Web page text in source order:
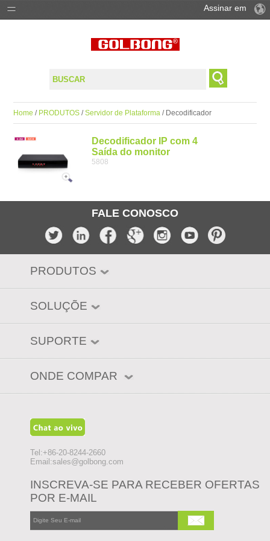
SUPORTE
Assinar em
Home / PRODUTOS /Servidor de Plataforma / Decodificador
Decodificador IP com 4
Saída do monitor
5808
FALE CONOSCO
PRODUTOS
SOLUÇÕE
SUPORTE
ONDE COMPAR
Tel:+86-20-8244-2660
Email:sales@golbong.com
INSCREVA-SE PARA RECEBER OFERTAS
POR E-MAIL